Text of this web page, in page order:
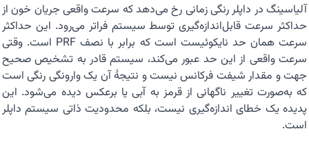
آلیاسینگ در داپلر رنگی زمانی رخ می‌دهد که سرعت واقعی جریان خون از
حداکثر سرعت قابل‌اندازه‌گیری توسط سیستم فراتر می‌رود. این حداکثر
سرعت همان حد نایکوئیست است که برابر با نصف PRF است. وقتی
سرعت واقعی از این حد عبور می‌کند، سیستم قادر به تشخیص صحیح
جهت و مقدار شیفت فرکانس نیست و نتیجهٔ آن یک وارونگی رنگی است
که به‌صورت تغییر ناگهانی از قرمز به آبی یا برعکس دیده می‌شود. این
پدیده یک خطای اندازه‌گیری نیست، بلکه محدودیت ذاتی سیستم داپلر
است.